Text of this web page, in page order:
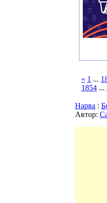
« 1 ...
1854 ...
Нарва :
Автор: